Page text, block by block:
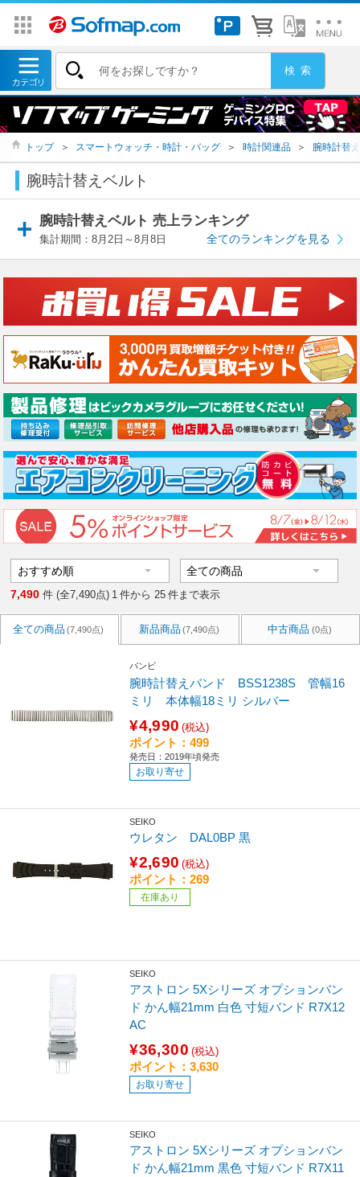
トップ ＞ スマートウォッチ・時計・バッグ ＞ 時計関連品 ＞ 腕時計替
腕時計替えベルト
腕時計替えベルト 売上ランキング
集計期間：8月2日～8月8日 全てのランキングを見る
7,490 件 (全7,490点) 1 件から 25 件まで表示
全ての商品 (7,490点) 新品商品 (7,490点) 中古商品 (0点)
バンビ
腕時計替えバンド BSS1238S 管幅16
ミリ 本体幅18ミリ シルバー
¥4,990 (税込)
ポイント：499
発売日：2019年頃発売
お取り寄せ
SEIKO
ウレタン DAL0BP 黒
¥2,690 (税込)
ポイント：269
在庫あり
SEIKO
アストロン 5Xシリーズ オプションバン
ド かん幅21mm 白色 寸短バンド R7X12
AC
¥36,300 (税込)
ポイント：3,630
お取り寄せ
SEIKO
アストロン 5Xシリーズ オプションバン
ド かん幅21mm 黒色 寸短バンド R7X11